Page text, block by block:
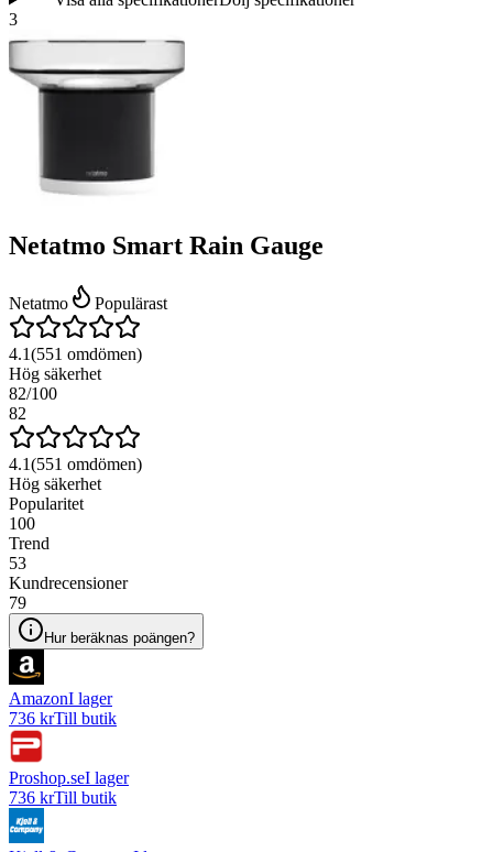
3
Netatmo Smart Rain Gauge
Netatmo Populärast
4.1(551 omdömen)
Hög säkerhet
82/100
82
4.1(551 omdömen)
Hög säkerhet
Popularitet
100
Trend
53
Kundrecensioner
79
Hur beräknas poängen?
AmazonI lager
736 krTill butik
Proshop.seI lager
736 krTill butik